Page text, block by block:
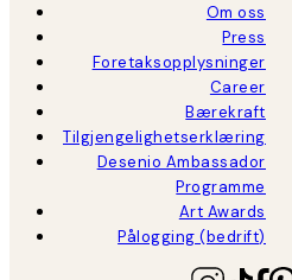
Om oss
Press
Foretaksopplysninger
Career
Bærekraft
Tilgjengelighetserklæring
Desenio Ambassador
Programme
Art Awards
Pålogging (bedrift)